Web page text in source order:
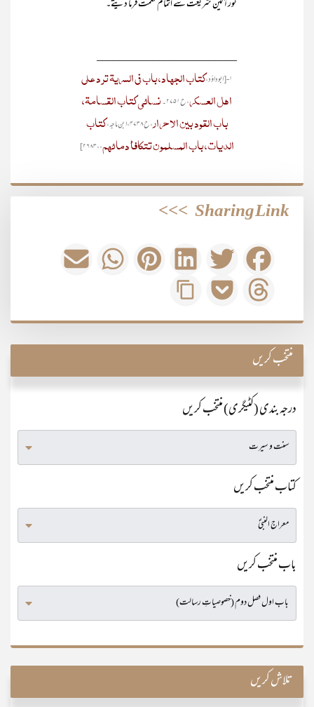
نورآگین شریعت سے اتمام نعمت فرما دیتے۔
_________________________
۱- [ابوداؤد،
کتاب الجہاد، باب فی السریۃ ترد علی
اہل العسکر، ح۲۷۵۱۔
نسائی کتاب القسامۃ،
باب القود بین الاحرار، ح۴۷۳۸، ابن ماجہ،
کتاب
الدیات، باب المسلمون تتکافأ دما ئہم،، ۲۶۸۳]
Sharing Link
>>>
منتخب کریں
درجہ بندی (کٹیگری) منتخب کریں
کتاب منتخب کریں
باب منتخب کریں
تلاش کریں